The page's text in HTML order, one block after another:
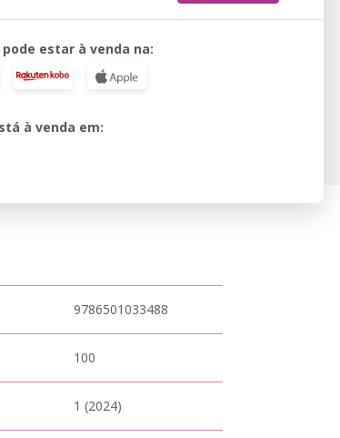
estar à venda na:
à venda em:
9786501033488
100
1 (2024)